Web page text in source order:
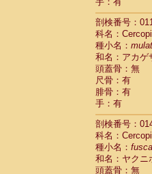
剖検番号：
科名：
種小名：
和名：アカゲ
頭蓋骨：無
尺骨：有
腓骨：有
手：有
剖検番号：
科名：
種小名：
和名：ヤクニ
頭蓋骨：無